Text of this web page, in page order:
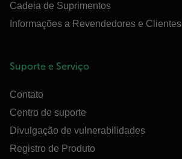
Cadeia de Suprimentos
Informações a Revendedores e Clientes
Suporte e Serviço
Contato
Centro de suporte
Divulgação de vulnerabilidades
Registro de Produto